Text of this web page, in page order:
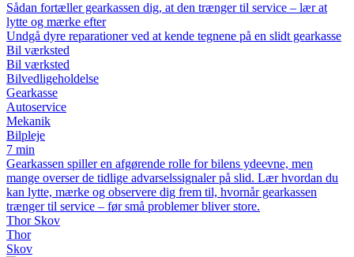
Sådan fortæller gearkassen dig, at den trænger til service – lær at
lytte og mærke efter
Undgå dyre reparationer ved at kende tegnene på en slidt gearkasse
Bil værksted
Bil værksted
Bilvedligeholdelse
Gearkasse
Autoservice
Mekanik
Bilpleje
7 min
Gearkassen spiller en afgørende rolle for bilens ydeevne, men
mange overser de tidlige advarselssignaler på slid. Lær hvordan du
kan lytte, mærke og observere dig frem til, hvornår gearkassen
trænger til service – før små problemer bliver store.
Thor Skov
Thor
Skov